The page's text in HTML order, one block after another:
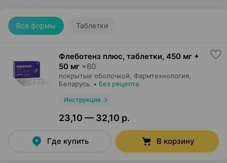
Все формы Таблетки
Флеботенз плюс, таблетки, 450 мг +
50 мг ×60
покрытые оболочкой, Фармтехнология
Беларусь • без рецепта
Инструкция
23,10 — 32,10 р.
Где купить В корзину